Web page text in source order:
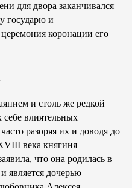
для двора заканчивался
государю и
коронации его
и столь же редкой
влиятельных
разоряя их и доводя до
века княгиня
что она родилась в
является дочерью